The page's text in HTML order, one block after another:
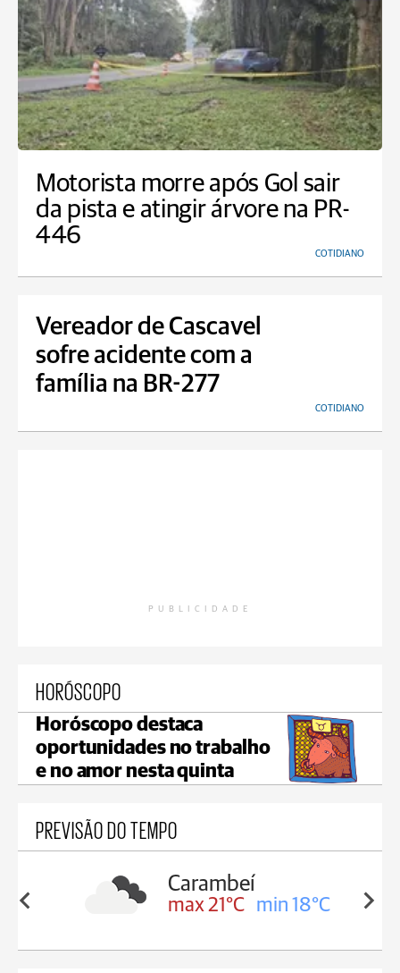
Motorista morre após Gol sair
da pista e atingir árvore na PR-
446
COTIDIANO
Vereador de Cascavel
sofre acidente com a
família na BR-277
COTIDIANO
PUBLICIDADE
HORÓSCOPO
Horóscopo destaca
oportunidades no trabalho
e no amor nesta quinta
PREVISÃO DO TEMPO
min 18°C
Jaguariaíva
max 21°C min 20°C